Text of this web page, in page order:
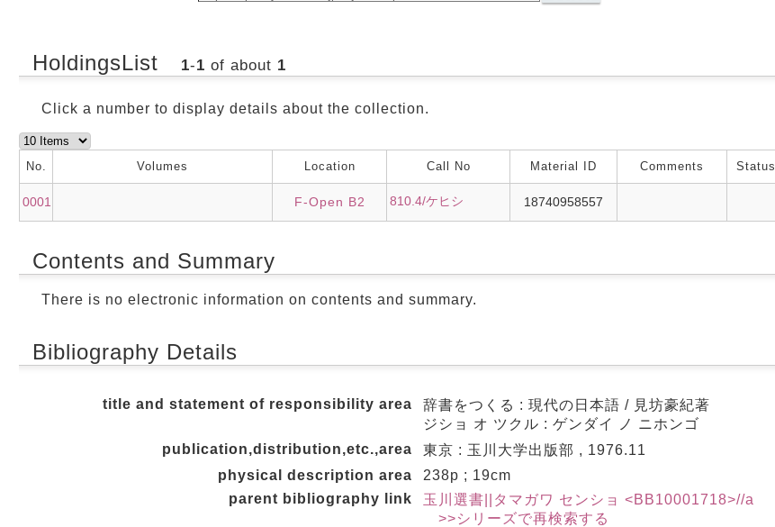
HoldingsList 1-1 of about 1
Click a number to display details about the collection.
No. Volumes Location Call No Material ID Comments Status
0001 F-Open B2 810.4/ケヒシ 18740958557
Contents and Summary
There is no electronic information on contents and summary.
Bibliography Details
title and statement of responsibility area
辞書をつくる : 現代の日本語 / 見坊豪紀著
ジショ オ ツクル : ゲンダイ ノ ニホンゴ
publication,distribution,etc.,area
東京 : 玉川大学出版部 , 1976.11
physical description area
238p ; 19cm
parent bibliography link
玉川選書||タマガワ センショ <BB10001718>//a
>>シリーズで再検索する